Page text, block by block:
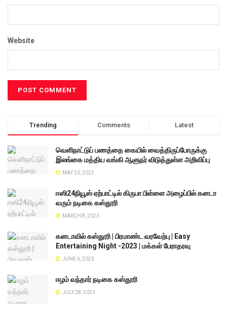
Website
Trending Comments Latest
வெளிநாட்டுப் பணத்தை கையில் வைத்திருப்போருக்கு
இலங்கை மத்திய வங்கி ஆளுநர் விடுத்துள்ள அறிவிப்பு
MAY 20, 2022
ஈஸி24நியூஸ் ஏற்பாட்டில் கிருபா பிள்ளை அழைப்பில் கனடா
வரும் நடிகை கஸ்தூரி
MARCH 8, 2023
கனடாவில் கஸ்தூரி | பிரமாண்ட வரவேற்பு | Easy
Entertaining Night -2023 | மக்கள் பேராதரவு
JUNE 6, 2023
ஈழம் வந்தார் நடிகை கஸ்தூரி
JULY 28, 2023